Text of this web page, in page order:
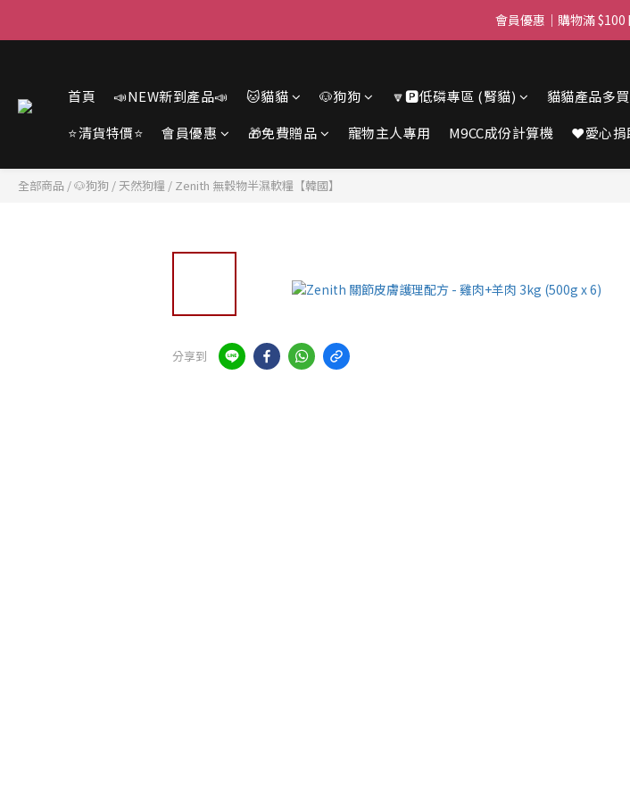
滿$450免費送貨上門 I 滿
滿$450免費送貨上門 I 滿
首頁 📣NEW新到產品📣 🐱貓貓 🐶狗狗 🔽🅿️低磷專區 (腎貓) 貓貓產品多
⭐清貨特價⭐
會員優惠 🎁免費贈品 寵物主人專用 M9CC成份計算機 ❤️愛心捐
全部商品 /🐶狗狗 / 天然狗糧 / Zenith 無穀物半濕軟糧【韓國】
分享到